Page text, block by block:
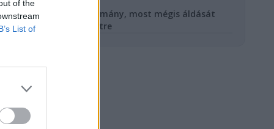
of the
List of
Aggódott a brit kormány, most mégis áldását
adta a Warner-üzletre